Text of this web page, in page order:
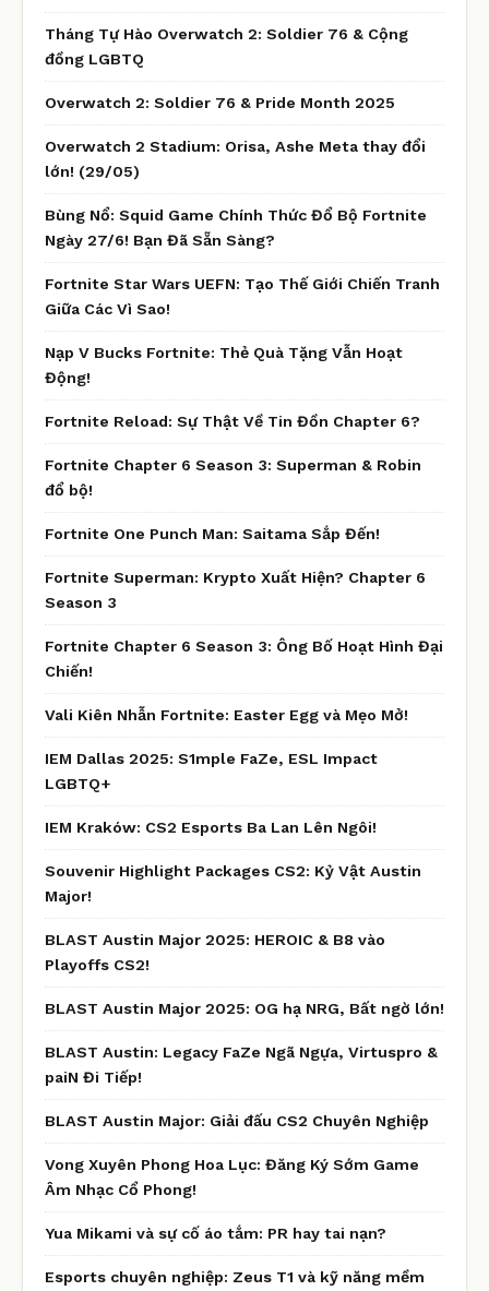
Tháng Tự Hào Overwatch 2: Soldier 76 & Cộng
đồng LGBTQ
Overwatch 2: Soldier 76 & Pride Month 2025
Overwatch 2 Stadium: Orisa, Ashe Meta thay đổi
lớn! (29/05)
Bùng Nổ: Squid Game Chính Thức Đổ Bộ Fortnite
Ngày 27/6! Bạn Đã Sẵn Sàng?
Fortnite Star Wars UEFN: Tạo Thế Giới Chiến Tranh
Giữa Các Vì Sao!
Nạp V Bucks Fortnite: Thẻ Quà Tặng Vẫn Hoạt
Động!
Fortnite Reload: Sự Thật Về Tin Đồn Chapter 6?
Fortnite Chapter 6 Season 3: Superman & Robin
đổ bộ!
Fortnite One Punch Man: Saitama Sắp Đến!
Fortnite Superman: Krypto Xuất Hiện? Chapter 6
Season 3
Fortnite Chapter 6 Season 3: Ông Bố Hoạt Hình Đại
Chiến!
Vali Kiên Nhẫn Fortnite: Easter Egg và Mẹo Mở!
IEM Dallas 2025: S1mple FaZe, ESL Impact
LGBTQ+
IEM Kraków: CS2 Esports Ba Lan Lên Ngôi!
Souvenir Highlight Packages CS2: Kỷ Vật Austin
Major!
BLAST Austin Major 2025: HEROIC & B8 vào
Playoffs CS2!
BLAST Austin Major 2025: OG hạ NRG, Bất ngờ lớn!
BLAST Austin: Legacy FaZe Ngã Ngựa, Virtuspro &
paiN Đi Tiếp!
BLAST Austin Major: Giải đấu CS2 Chuyên Nghiệp
Vong Xuyên Phong Hoa Lục: Đăng Ký Sớm Game
Âm Nhạc Cổ Phong!
Yua Mikami và sự cố áo tắm: PR hay tai nạn?
Esports chuyên nghiệp: Zeus T1 và kỹ năng mềm